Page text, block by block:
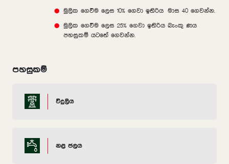
මුලික ගෙවීම ලෙස 10% ගෙවා ඉතිරිය මාස 40 ගෙවන්න.
මුලික ගෙවීම ලෙස 25% ගෙවා ඉතිරිය බැංකු ණය
පහසුකම් යටතේ ගෙවන්න.
පහසුකම්
විදුලිය
නළ ජලය